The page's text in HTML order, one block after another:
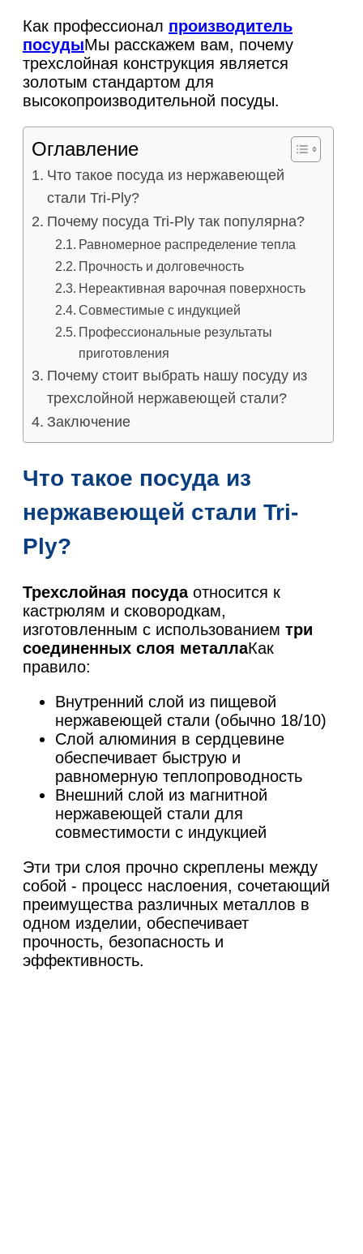
Как профессионал производитель
посудыМы расскажем вам, почему
трехслойная конструкция является
золотым стандартом для
высокопроизводительной посуды.
Оглавление
Что такое посуда из нержавеющей
стали Tri-Ply?
Почему посуда Tri-Ply так популярна?
Равномерное распределение тепла
Прочность и долговечность
Нереактивная варочная поверхность
Совместимые с индукцией
Профессиональные результаты
приготовления
Почему стоит выбрать нашу посуду из
трехслойной нержавеющей стали?
Заключение
Что такое посуда из
нержавеющей стали Tri-
Ply?
Трехслойная посудаотносится к
кастрюлям и сковородкам,
изготовленным с использованием три
соединенных слоя металлаКак
правило:
Внутренний слой из пищевой
нержавеющей стали (обычно 18/10)
Слой алюминия в сердцевине
обеспечивает быструю и
равномерную теплопроводность
Внешний слой из магнитной
нержавеющей стали для
совместимости с индукцией
Эти три слоя прочно скреплены между
собой - процесс наслоения, сочетающий
преимущества различных металлов в
одном изделии, обеспечивает
прочность, безопасность и
эффективность.